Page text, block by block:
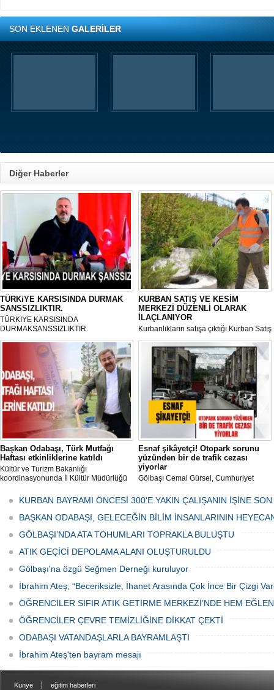
SON EKLENENGALERİLER
Diğer Haberler
TÜRKiYE KARSISINDA DURMAK
SANSSIZLIKTIR.
TÜRKIYE KARSISINDA
DURMAKSANSSIZLIKTIR.
KURBAN SATIŞ VE KESİM
MERKEZİ DÜZENLİ OLARAK
İLAÇLANIYOR
Kurbanlıkların satışa çıktığı Kurban Satış
ve Kesim Merkezi, haşere ve
mikropların önüne geçilmesi amacıyla
her gün Gölbaşı Belediyesi ekipleri
tarafından düzenli olarak ilaçlanıyor.
Başkan Odabaşı, Türk Mutfağı
Haftası etkinliklerine katıldı
Kültür ve Turizm Bakanlığı
koordinasyonunda İl Kültür Müdürlüğü
Haftası" etkinlikleri Ankara'da devam
ediyor.
Esnaf şikâyetçi! Otopark sorunu
yüzünden bir de trafik cezası
yiyorlar
Gölbaşı Cemal Gürsel, Cumhuriyet
bulunan esnaf ve alışverişe gelen
vatandaşlar park cezaları yüzünden
canından bezdi.
KURBAN BAYRAMI ÖNCESİ 300'E YAKIN ÇALIŞANIN İŞİNE
BAŞKAN ODABAŞI, GELECEĞİN BİLİM İNSANLARININ
GÖLBAŞI’NDA ATA TOHUMLARI TOPRAKLA BULUŞTU
ATIK GEÇİCİ DEPOLAMA ALANI OLUŞTURULDU
Gölbaşı'na özgü Seğmen Derneği kuruluyor
İbrahim Ateş; “Beceriksizle, İhanet Arasında Çok İnce Bir Çizgi
ÖĞRENCİLER SIFIR ATIK GETİRME MERKEZİ’NDE HEM
ÖĞRENCİLER ÇEVRE TEMİZLİĞİNE DİKKAT ÇEKTİ
ODABAŞI VATANDAŞLARLA BAYRAMLAŞTI
İbrahim Ateş'ten bayram mesajı
Künye eğitim haberleri